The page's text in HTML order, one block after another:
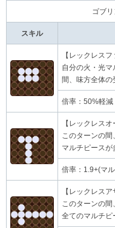
ゴブ
スキル
【レックレスフ
自分の火・光
間、味方全体の
倍率：50%軽減
【レックレスオ
このターンの
マルチピース
倍率：1.9+(マ
【レックレスア
このターンの
全てのマルチピ